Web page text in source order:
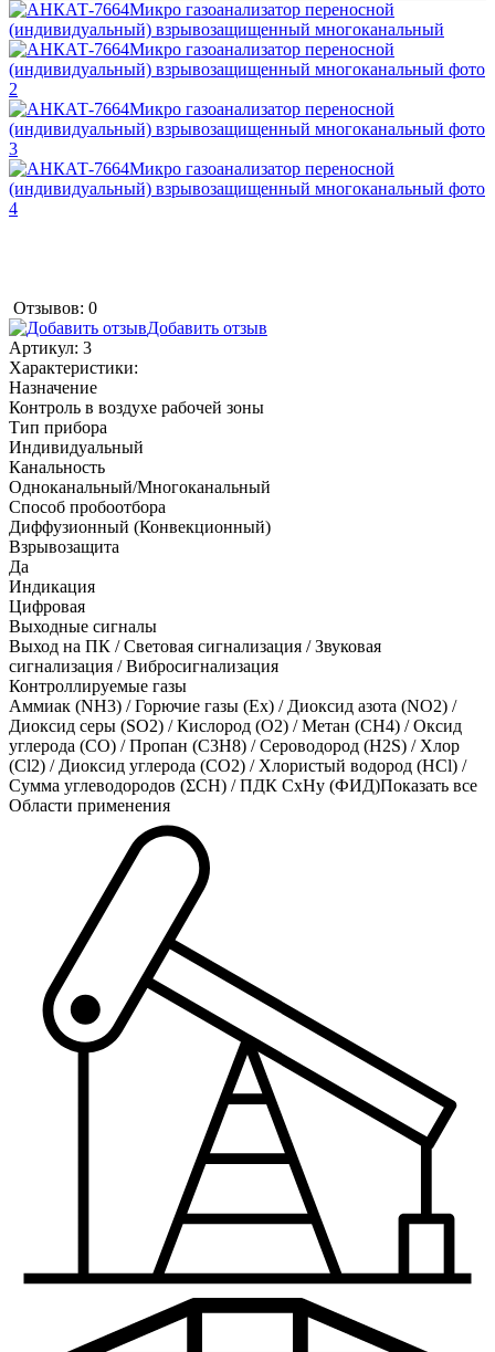
Отзывов: 0
Добавить отзыв
Артикул: 3
Характеристики:
Назначение
Контроль в воздухе рабочей зоны
Тип прибора
Индивидуальный
Канальность
Одноканальный/Многоканальный
Способ пробоотбора
Диффузионный (Конвекционный)
Взрывозащита
Да
Индикация
Цифровая
Выходные сигналы
Выход на ПК / Световая сигнализация / Звуковая
сигнализация / Вибросигнализация
Контроллируемые газы
Аммиак (NH3) /Горючие газы (Ex) / Диоксид азота (NO2) /
Диоксид серы (SO2) /Кислород (O2) /Метан (CH4) /Оксид
углерода (CO) /Пропан (C3H8) /Сероводород (H2S) / Хлор
(Cl2) / Диоксид углерода (CO2) / Хлористый водород (HCl) /
Сумма углеводородов (ΣСН) /ПДК СхНу (ФИД)Показать все
Области применения